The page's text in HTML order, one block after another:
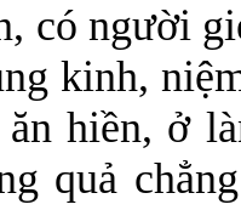
có người
kinh,
hiền, ở
quả